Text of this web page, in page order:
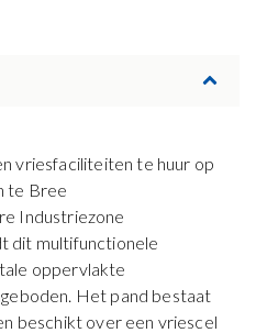
vriesfaciliteiten te huur op
te Bree
Industriezone
dit multifunctionele
oppervlakte
Het pand bestaat
beschikt over een vriescel